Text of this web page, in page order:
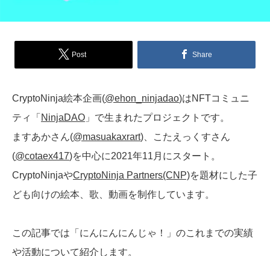
Post Share
CryptoNinja絵本企画(@ehon_ninjadao)はNFTコミュニ
ティ「 NinjaDAO 」で生まれたプロジェクトです。
ますあかさん(@masuakaxrart)、こたえっくすさん
(@cotaex417)を中心に2021年11月にスタート。
CryptoNinjaやCryptoNinja Partners(CNP)を題材にした子
ども向けの絵本、歌、動画を制作しています。
この記事では「にんにんにんじゃ！」のこれまでの実績
や活動について紹介します。